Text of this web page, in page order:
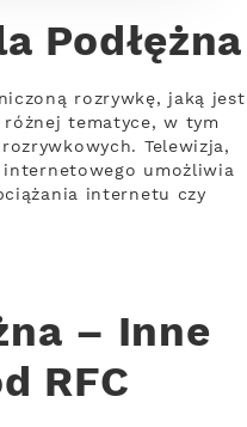
Podłężna
rozrywkę, jaką jest
tematyce, w tym
Telewizja,
internetowego umożliwia
internetu czy
– Inne
RFC